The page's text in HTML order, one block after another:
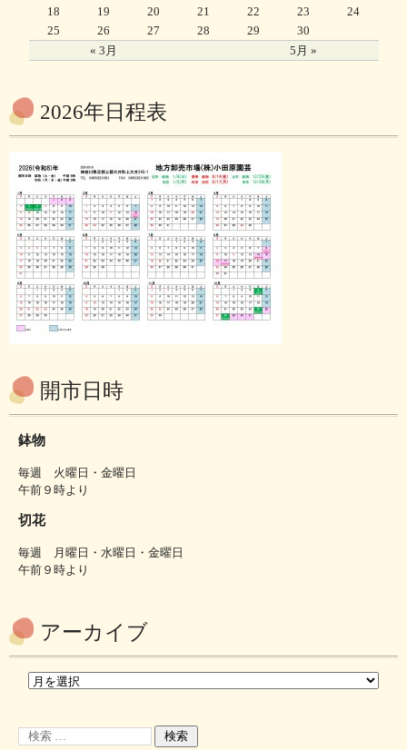
« 3月 5月 »
18
19 20 21 22 23
24
25
26 27 28 29 30
2026年日程表
開市日時
鉢物
毎週 火曜日・金曜日
午前９時より
切花
毎週 月曜日・水曜日・金曜日
午前９時より
アーカイブ